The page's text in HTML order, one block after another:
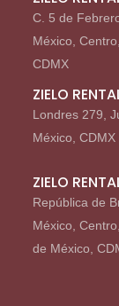
C. 5 de
México,
CDMX
ZIELO
Londres 279,
México, CDMX
ZIELO
República de
México,
de México,